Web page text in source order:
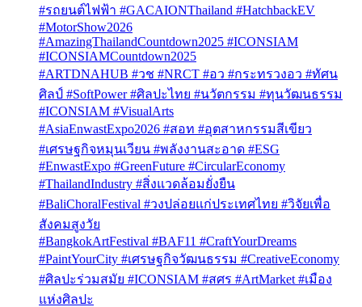
#รถยนต์ไฟฟ้า #GACAIONThailand #HatchbackEV
#MotorShow2026
#AmazingThailandCountdown2025 #ICONSIAM
#ICONSIAMCountdown2025
#ARTDNAHUB #วช #NRCT #อว #กระทรวงอว #ทัศน
ศิลป์ #SoftPower #ศิลปะไทย #นวัตกรรม #ทุนวัฒนธรรม
#ICONSIAM #VisualArts
#AsiaEnwastExpo2026 #สอท #อุตสาหกรรมสีเขียว
#เศรษฐกิจหมุนเวียน #พลังงานสะอาด #ESG
#EnwastExpo #GreenFuture #CircularEconomy
#ThailandIndustry #สิ่งแวดล้อมยั่งยืน
#BaliChoralFestival #วงปล่อยแก่ประเทศไทย #วิจัยเพื่อ
สังคมสูงวัย
#BangkokArtFestival #BAF11 #CraftYourDreams
#PaintYourCity #เศรษฐกิจวัฒนธรรม #CreativeEconomy
#ศิลปะร่วมสมัย #ICONSIAM #สศร #ArtMarket #เมือง
แห่งศิลปะ